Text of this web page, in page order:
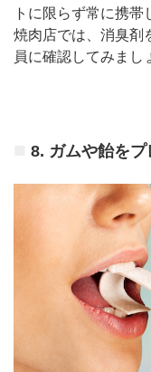
トに限らず常に携帯
焼肉店では、消臭剤
員に確認してみまし
8. ガムや飴をプ